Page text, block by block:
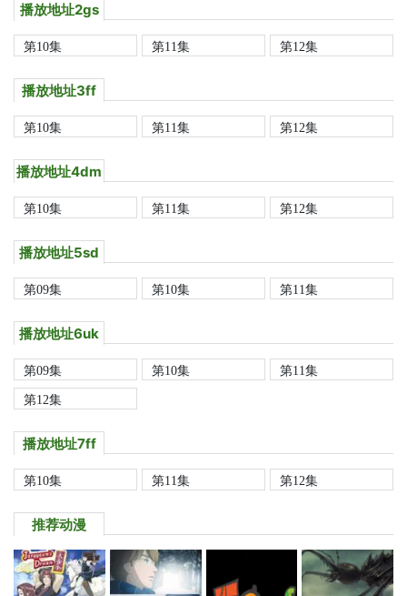
播放地址2gs
第10集 第11集 第12集
播放地址3ff
第10集 第11集 第12集
播放地址4dm
第10集 第11集 第12集
播放地址5sd
第09集 第10集 第11集
播放地址6uk
第09集 第10集
第11集
第12集
播放地址7ff
第10集 第11集 第12集
推荐动漫